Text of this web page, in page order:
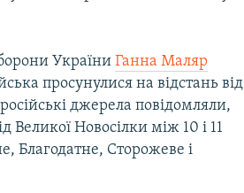
УкраїниГанна Маляр
просунулися на відстань від
джерела повідомляли,
Великої Новосілки між 10 і 11
Благодатне, Сторожеве і